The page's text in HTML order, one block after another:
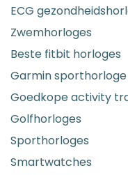
ECG
Zwemhorloges
Beste fitbit horloges
Garmin sporthorloge
Goedkope activity
Golfhorloges
Sporthorloges
Smartwatches